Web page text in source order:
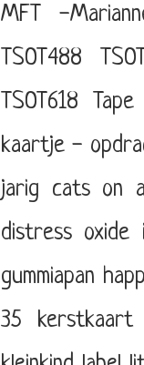
MFT -
TSOT488
TSOT618
Tape
kaartje -
jarig cats on
distress oxide
gummiapan
35
kerstkaart